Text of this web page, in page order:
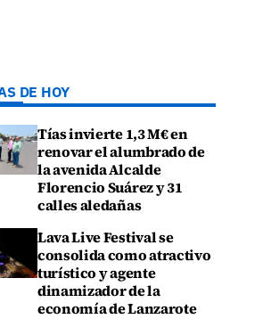
DE HOY
Tías invierte 1,3 M€ en
renovar el alumbrado de
la avenida Alcalde
Florencio Suárez y 31
calles aledañas
Lava Live Festival se
consolida como atractivo
turístico y agente
dinamizador de la
economía de Lanzarote